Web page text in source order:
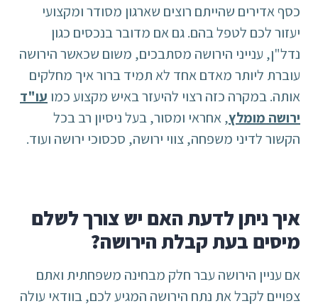
כסף אדירים שהייתם רוצים שארגון מסודר ומקצועי
יעזור לכם לטפל בהם. גם אם מדובר בנכסים כגון
נדל"ן, ענייני הירושה מסתבכים, משום שכאשר הירושה
עוברת ליותר מאדם אחד לא תמיד ברור איך מחלקים
אותה. במקרה כזה רצוי להיעזר באיש מקצוע כמו עו"ד
ירושה מומלץ, אחראי ומסור, בעל ניסיון רב בכל
הקשור לדיני משפחה, צווי ירושה, סכסוכי ירושה ועוד.
איך ניתן לדעת האם יש צורך לשלם
מיסים בעת קבלת הירושה?
אם עניין הירושה עבר חלק מבחינה משפחתית ואתם
צפויים לקבל את נתח הירושה המגיע לכם, בוודאי עולה